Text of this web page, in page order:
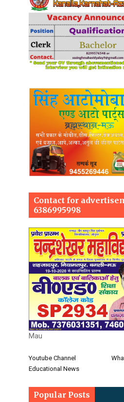
Contact for
6386995998
Mau
Youtube Channel
Educational News
Popular Posts